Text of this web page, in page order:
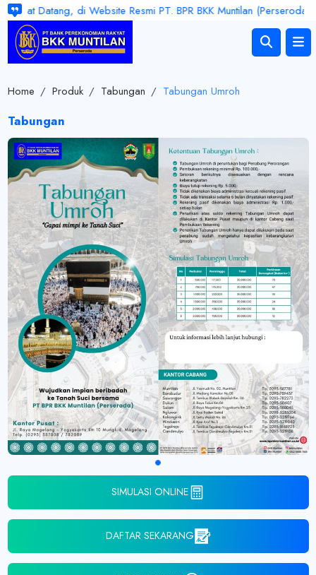
Datang, di Website Resmi PT. BPR BKK Muntilan (Perseroda).
Tabungan
Home / Produk / Tabungan / Tabungan Umroh
SIMULASI ONLINE
DAFTAR SEKARANG